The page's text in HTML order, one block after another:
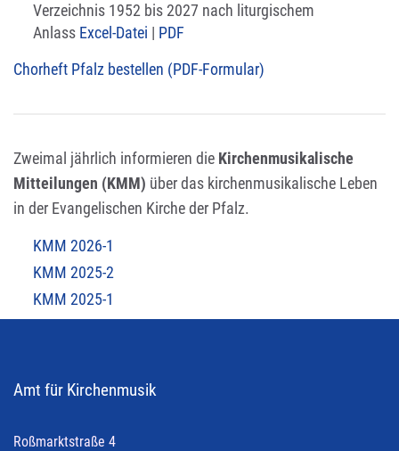
Verzeichnis 1952 bis 2027 nach liturgischem
Anlass Excel-Datei | PDF
Chorheft Pfalz bestellen (PDF-Formular)
Zweimal jährlich informieren die Kirchenmusikalische
Mitteilungen (KMM) über das kirchenmusikalische Leben
in der Evangelischen Kirche der Pfalz.
KMM 2026-1
KMM 2025-2
KMM 2025-1
Amt für Kirchenmusik
Roßmarktstraße 4